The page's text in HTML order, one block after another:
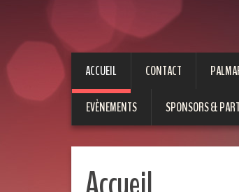
ACCUEIL CONTACT
EVÈNEMENTS SPONSORS &